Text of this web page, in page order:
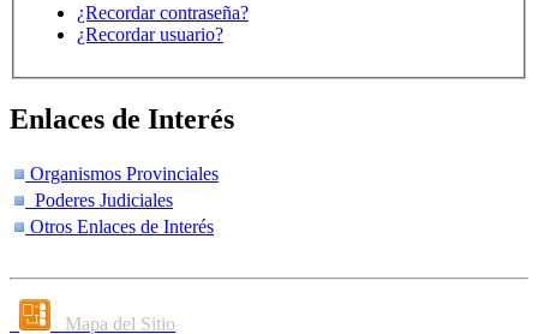
¿Recordar contraseña?
¿Recordar usuario?
Enlaces de Interés
Organismos Provinciales
Poderes Judiciales
Otros Enlaces de Interés
Mapa del Sitio